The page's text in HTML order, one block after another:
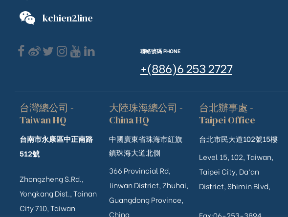
kchien2line
聯絡號碼 PHONE
+(886)6 253 2727
台灣總公司 -
Taiwan HQ
台南市永康區中正南路
512號
Zhongzheng S.Rd.,
Yongkang Dist., Tainan
City 710, Taiwan
大陸珠海總公司 -
China HQ
中國廣東省珠海市紅旗
鎮珠海大道北側
366 Provincial Rd,
Jinwan District, Zhuhai,
Guangdong Province,
China
台北辦事處 -
Taipei Office
台北市民大道102號15樓
Level 15, 102, Taiwan,
Taipei City, Da’an
District, Shimin Blvd,
含日本